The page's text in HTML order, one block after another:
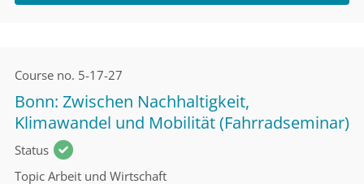
Course no. 5-17-27
Bonn: Zwischen Nachhaltigkeit,
Klimawandel und Mobilität (Fahrradseminar)
Status
Topic Arbeit und Wirtschaft